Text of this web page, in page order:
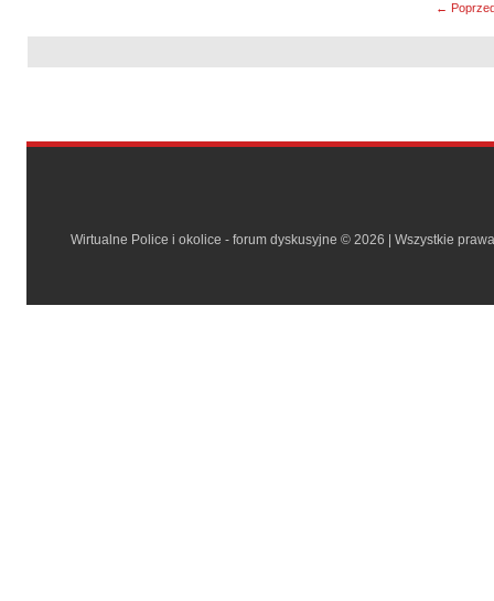
←
Wirtualne Police i okolice - forum dyskusyjne © 2026 | Wszystkie